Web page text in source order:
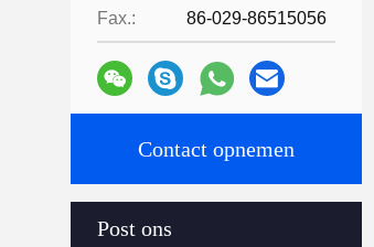
Fax.: 86-029-86515056
Contact opnemen
Post ons